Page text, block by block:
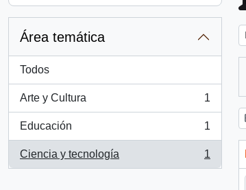
Área temática
Todos
Arte y Cultura
, 1 resultados
1
Educación
, 1 resultados
1
Ciencia y tecnología
, 1 resultados
1